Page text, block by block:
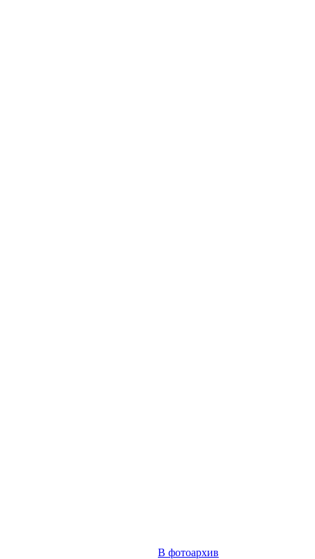
В фотоархив